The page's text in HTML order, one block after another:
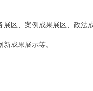
、案例成果展区、政法
成果展示等。